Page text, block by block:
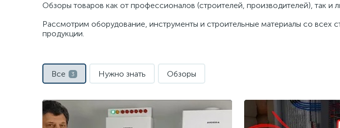
Обзоры товаров как от профессионалов (строителей, производителей), так и
Рассмотрим оборудование, инструменты и строительные материалы со всех
продукции.
Все 3 Нужно знать Обзоры